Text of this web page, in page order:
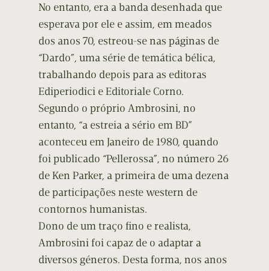
No entanto, era a banda desenhada que
esperava por ele e assim, em meados
dos anos 70, estreou-se nas páginas de
“Dardo”, uma série de temática bélica,
trabalhando depois para as editoras
Ediperiodici e Editoriale Corno.
Segundo o próprio Ambrosini, no
entanto, “a estreia a sério em BD”
aconteceu em Janeiro de 1980, quando
foi publicado “Pellerossa”, no número 26
de Ken Parker, a primeira de uma dezena
de participações neste western de
contornos humanistas.
Dono de um traço fino e realista,
Ambrosini foi capaz de o adaptar a
diversos géneros. Desta forma, nos anos